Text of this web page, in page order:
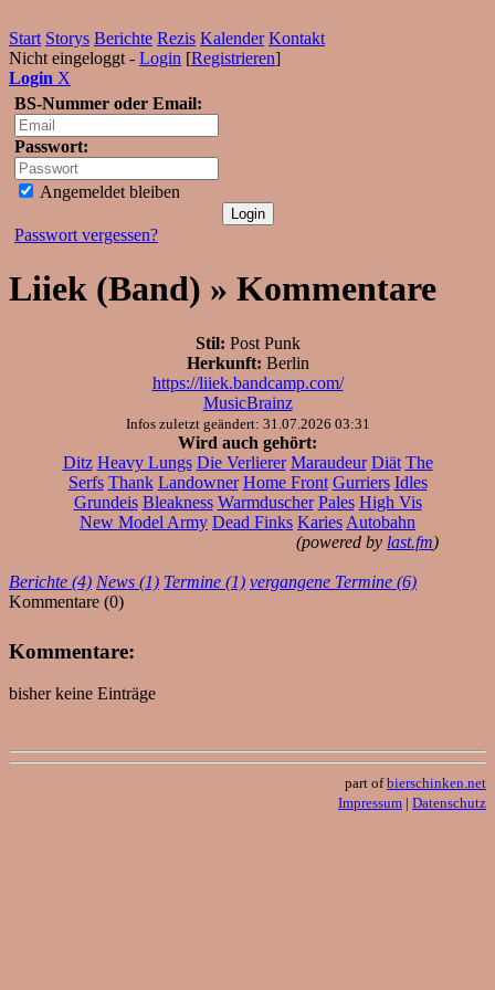
Start Storys Berichte Rezis Kalender Kontakt
Nicht eingeloggt - Login [Registrieren]
Login X
BS-Nummer oder Email:
Passwort:
Angemeldet bleiben
Passwort vergessen?
Liiek (Band) » Kommentare
Stil: Post Punk
Herkunft: Berlin
https://liiek.bandcamp.com/
MusicBrainz
Infos zuletzt geändert: 31.07.2026 03:31
Wird auch gehört:
Ditz Heavy Lungs Die Verlierer Maraudeur Diät The
Serfs Thank Landowner Home Front Gurriers Idles
Grundeis Bleakness Warmduscher Pales High Vis
New Model Army Dead Finks Karies Autobahn
(powered by last.fm)
Berichte (4) News (1) Termine (1) vergangene Termine (6)
Kommentare (0)
Kommentare:
bisher keine Einträge
part ofbierschinken.net
Impressum | Datenschutz